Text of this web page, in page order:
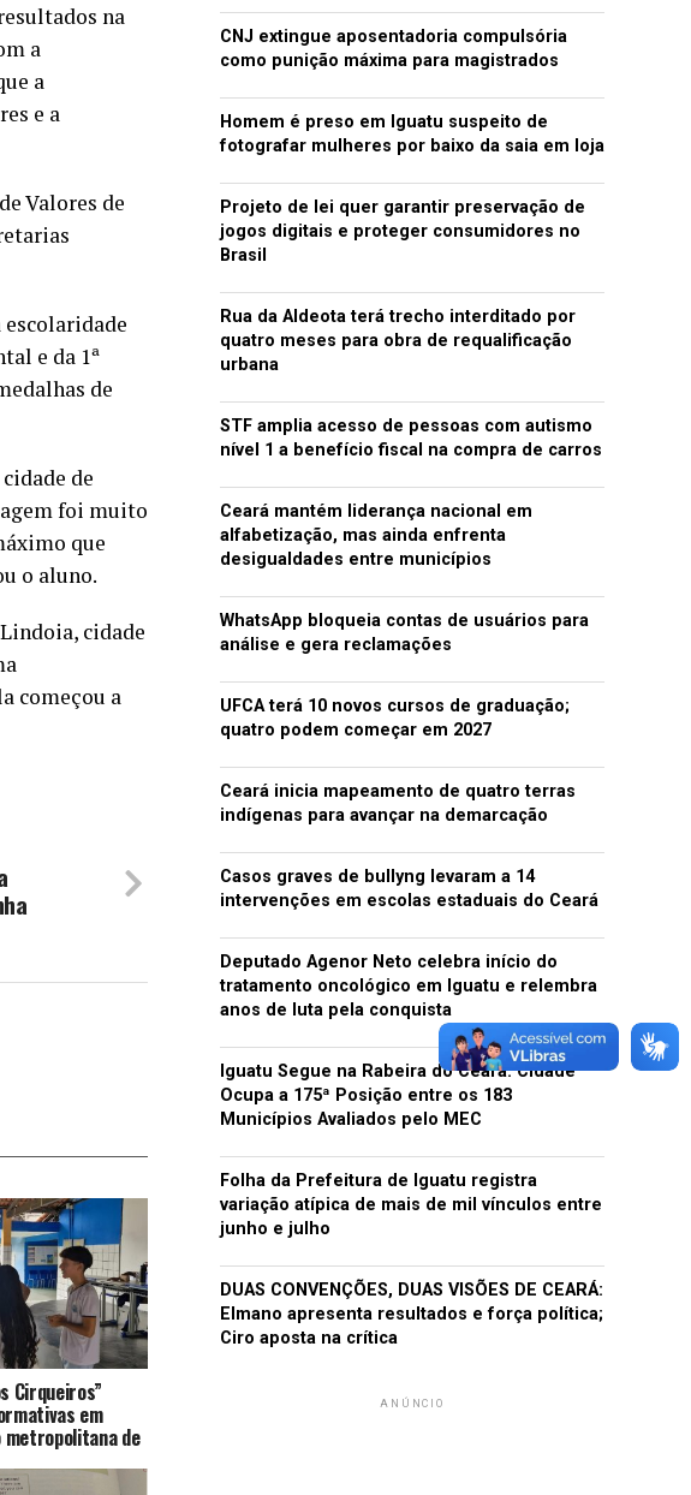
na
a
a
e a
Valores de
e da 1ª
de
de
foi muito
que
o aluno.
cidade
começou a
Cirqueiros”
em
metropolitana de
CNJ extingue aposentadoria compulsória
como punição máxima para magistrados
Homem é preso em Iguatu suspeito de
fotografar mulheres por baixo da saia em loja
Projeto de lei quer garantir preservação de
jogos digitais e proteger consumidores no
Brasil
Rua da Aldeota terá trecho interditado por
quatro meses para obra de requalificação
urbana
STF amplia acesso de pessoas com autismo
nível 1 a benefício fiscal na compra de carros
Ceará mantém liderança nacional em
alfabetização, mas ainda enfrenta
desigualdades entre municípios
WhatsApp bloqueia contas de usuários para
análise e gera reclamações
UFCA terá 10 novos cursos de graduação;
quatro podem começar em 2027
Ceará inicia mapeamento de quatro terras
indígenas para avançar na demarcação
Casos graves de bullyng levaram a 14
intervenções em escolas estaduais do Ceará
Deputado Agenor Neto celebra início do
tratamento oncológico em Iguatu e relembra
anos de luta pela conquista
Iguatu Segue na Rabeira do Ceará: Cidade
Ocupa a 175ª Posição entre os 183
Municípios Avaliados pelo MEC
Folha da Prefeitura de Iguatu registra
variação atípica de mais de mil vínculos entre
junho e julho
DUAS CONVENÇÕES, DUAS VISÕES DE CEARÁ:
Elmano apresenta resultados e força política;
Ciro aposta na crítica
ANÚNCIO